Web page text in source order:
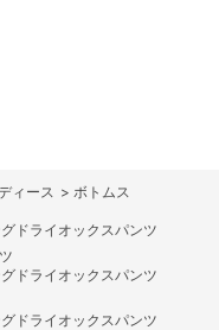
ィース > ボトムス
ドライオックスパンツ
ドライオックスパンツ
ドライオックスパンツ